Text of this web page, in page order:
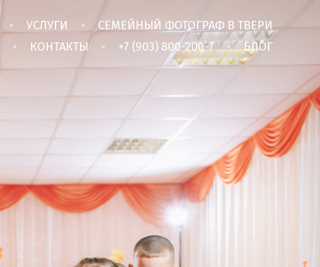
УСЛУГИ
СЕМЕЙНЫЙ ФОТОГРАФ В ТВЕРИ
КОНТАКТЫ +7 (903) 800-200-7 БЛОГ